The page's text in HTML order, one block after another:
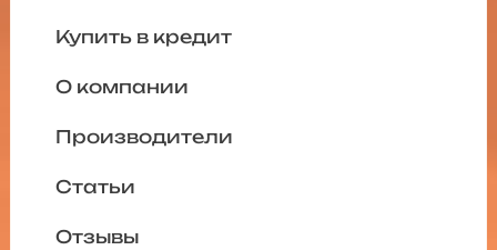
Купить в кредит
О компании
Производители
Статьи
Отзывы